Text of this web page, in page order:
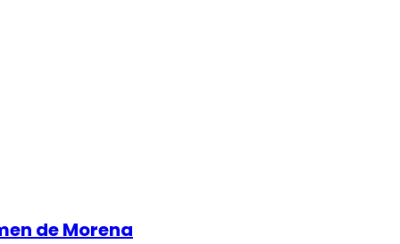
de Morena